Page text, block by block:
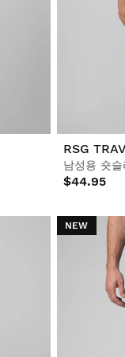
RSG
남성용 숏
$44.95
NEW